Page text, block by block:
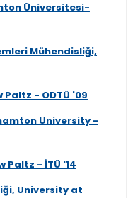
Üniversitesi-
Mühendisliği,
Paltz - ODTÜ '09
University -
Paltz - İTÜ '14
University at